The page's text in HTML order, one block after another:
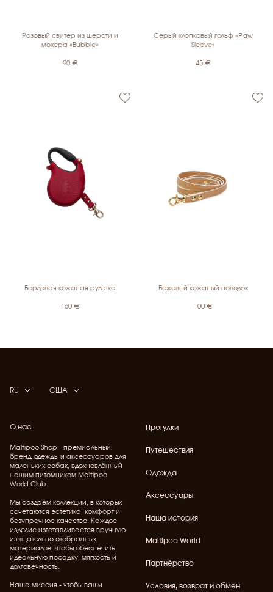
Розовый свитер из шерсти и
мохера «Bubble»
90 €
Серый хлопковый гольф «Paw
Sleeve»
45 €
Бордовая кожаная рулетка
160 €
Бежевый кожаный поводок
100 €
RU США
Прогулки
Путешествия
Одежда
Аксессуары
Наша история
Maltipoo World
Партнёрство
Условия, возврат и обмен
О нас
Maltipoo Shop - премиальный
бренд одежды и аксессуаров для
маленьких собак, вдохновлённый
нашим питомником Maltipoo
World Club.
Мы создаём коллекции, в которых
сочетаются эстетика, комфорт и
безупречное качество. Каждое
изделие изготавливается вручную
из тщательно отобранных
материалов, чтобы обеспечить
идеальную посадку, мягкость и
долговечность.
Наша миссия - чтобы ваши